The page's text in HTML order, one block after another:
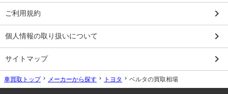
ご利用規約 keyboard_arrow_right
個人情報の取り扱いについて keyboard_arrow_right
サイトマップ keyboard_arrow_right
車買取トップ メーカーから探す トヨタ ベルタの買取相場